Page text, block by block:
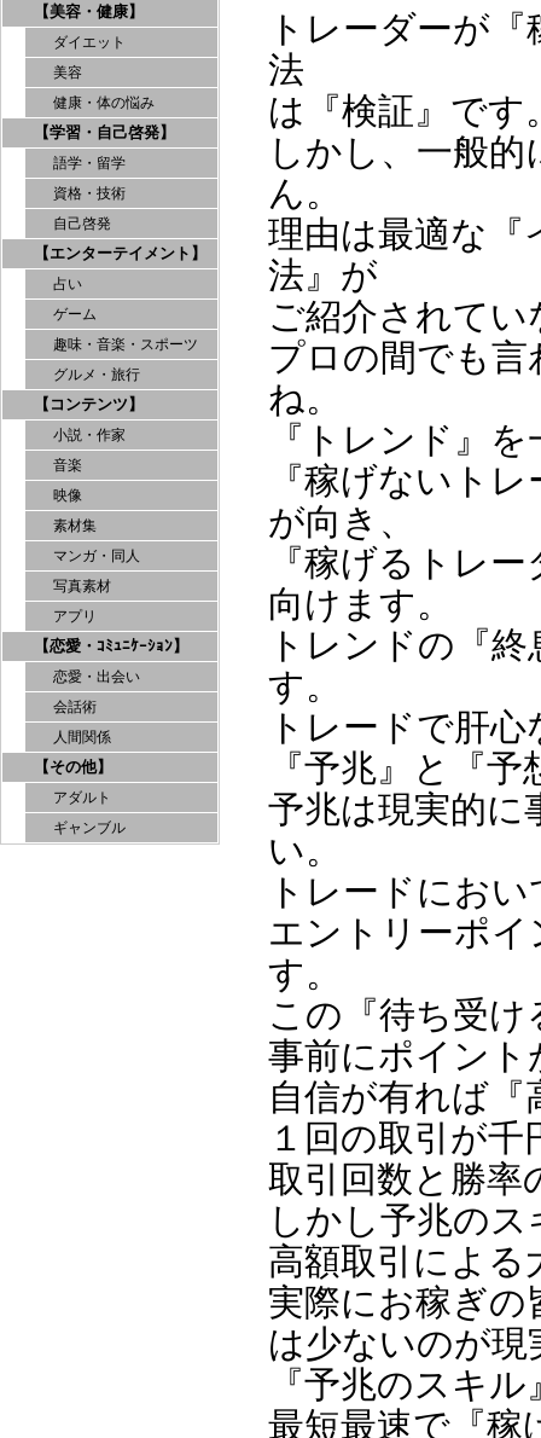
【美容・健康】
ダイエット
美容
健康・体の悩み
【学習・自己啓発】
語学・留学
資格・技術
自己啓発
【エンターテイメント】
占い
ゲーム
趣味・音楽・スポーツ
グルメ・旅行
【コンテンツ】
小説・作家
音楽
映像
素材集
マンガ・同人
写真素材
アプリ
【恋愛・ｺﾐｭﾆｹｰｼｮﾝ】
恋愛・出会い
会話術
人間関係
【その他】
アダルト
ギャンブル
トレーダーが
法
は『検証』です
しかし、一般
ん。
理由は最適な『
法』が
ご紹介されて
プロの間でも
ね。
『トレンド』
『稼げないト
が向き、
『稼げるトレ
向けます。
トレンドの『
す。
トレードで肝
『予兆』と『
予兆は現実的に
い。
トレードにお
エントリーポ
す。
この『待ち受
事前にポイント
自信が有れば
１回の取引が
取引回数と勝率
しかし予兆の
高額取引による
実際にお稼ぎの
は少ないのが現
『予兆のスキ
最短最速で『稼